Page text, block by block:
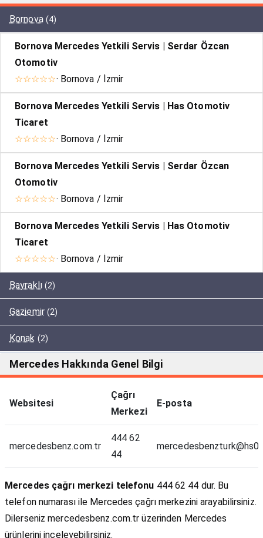
Bornova (4)
Bornova Mercedes Yetkili Servis | Serdar Özcan
Otomotiv
☆☆☆☆☆· Bornova / İzmir
Bornova Mercedes Yetkili Servis | Has Otomotiv
Ticaret
☆☆☆☆☆· Bornova / İzmir
Bornova Mercedes Yetkili Servis | Serdar Özcan
Otomotiv
☆☆☆☆☆· Bornova / İzmir
Bornova Mercedes Yetkili Servis | Has Otomotiv
Ticaret
☆☆☆☆☆· Bornova / İzmir
Bayraklı (2)
Gaziemir (2)
Konak (2)
Mercedes Hakkında Genel Bilgi
Websitesi
Çağrı
Merkezi
E-posta
mercedesbenz.com.tr
444 62
44
Mercedes çağrı merkezi telefonu 444 62 44 dur. Bu
telefon numarası ile Mercedes çağrı merkezini arayabilirsiniz.
Dilerseniz mercedesbenz.com.tr üzerinden Mercedes
ürünlerini inceleyebilirsiniz.